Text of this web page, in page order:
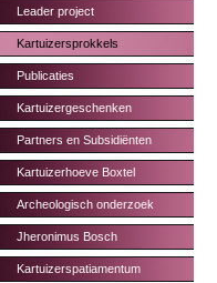
Leader project
Kartuizersprokkels
Publicaties
Kartuizergeschenken
Partners en Subsidiënten
Kartuizerhoeve Boxtel
Archeologisch onderzoek
Jheronimus Bosch
Kartuizerspatiamentum